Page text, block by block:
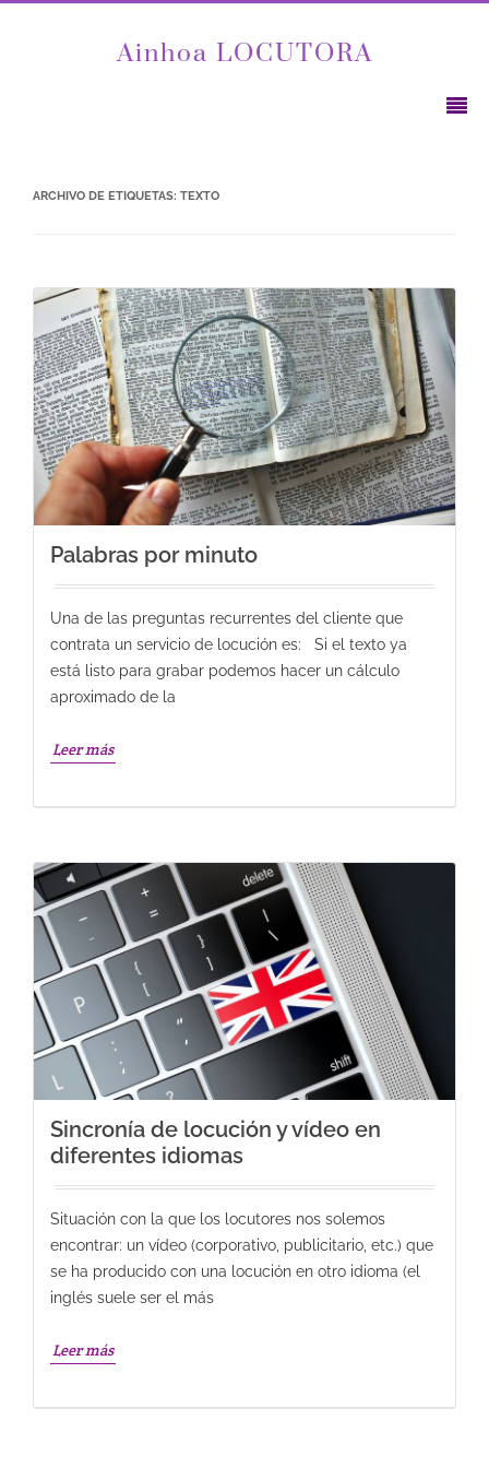
Ainhoa LOCUTORA
ARCHIVO DE ETIQUETAS: TEXTO
Palabras por minuto
Una de las preguntas recurrentes del cliente que
contrata un servicio de locución es: Si el texto ya
está listo para grabar podemos hacer un cálculo
aproximado de la
Leer más
Sincronía de locución y vídeo en
diferentes idiomas
Situación con la que los locutores nos solemos
encontrar: un vídeo (corporativo, publicitario, etc.) que
se ha producido con una locución en otro idioma (el
inglés suele ser el más
Leer más